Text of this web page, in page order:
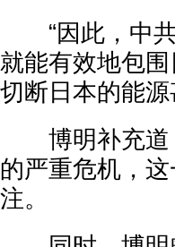
“因此，中共
就能有效地包
切断日本的能
博明补充道，
的严重危机，
注。